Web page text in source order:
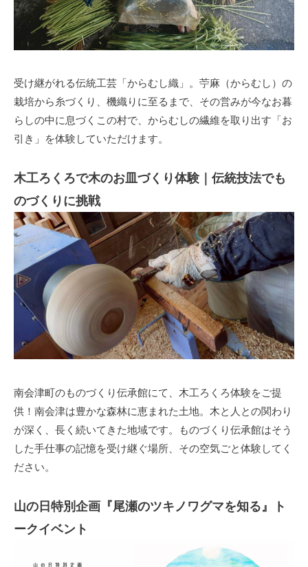
受け継がれる伝統工芸「からむし織」。苧麻（からむし）の
栽培から糸づくり、機織りに至るまで、その営みが今なお暮
らしの中に息づくこの村で、からむしの繊維を取り出す「お
引き」を体験していただけます。
木工ろくろで木のお皿づくり体験｜伝統技法でも
のづくりに挑戦
南会津町のものづくり伝承館にて、木工ろくろ体験をご提
供！南会津は豊かな森林に恵まれた土地。木と人との関わり
が深く、長く続いてきた地域です。ものづくり伝承館はそう
した手仕事の記憶を受け継ぐ場所、その空気ごと体験してく
ださい。
山の日特別企画『尾瀬のツキノワグマを知る』ト
ークイベント